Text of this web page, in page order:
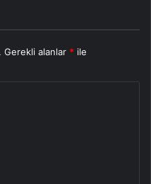
Gerekli alanlar * ile